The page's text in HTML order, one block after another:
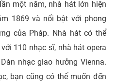
một năm, nhà hát lớn hiện
1869 và nổi bật với phong
của Pháp. Nhà hát có thể
110 nhạc sĩ, nhà hát opera
nhạc giao hưởng Vienna.
bạn cũng có thể muốn đến